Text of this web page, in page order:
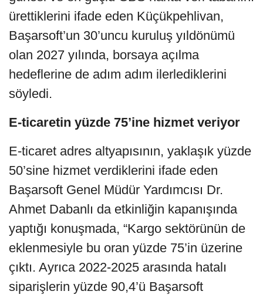
ürettiklerini ifade eden Küçükpehlivan,
Başarsoft’un 30’uncu kuruluş yıldönümü
olan 2027 yılında, borsaya açılma
hedeflerine de adım adım ilerlediklerini
söyledi.
E-ticaretin yüzde 75’ine hizmet veriyor
E-ticaret adres altyapısının, yaklaşık yüzde
50’sine hizmet verdiklerini ifade eden
Başarsoft Genel Müdür Yardımcısı Dr.
Ahmet Dabanlı da etkinliğin kapanışında
yaptığı konuşmada, “Kargo sektörünün de
eklenmesiyle bu oran yüzde 75’in üzerine
çıktı. Ayrıca 2022-2025 arasında hatalı
siparişlerin yüzde 90,4’ü Başarsoft